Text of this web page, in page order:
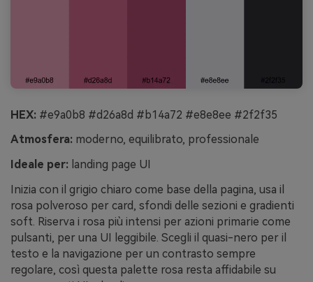
HEX: #e9a0b8 #d26a8d #b14a72 #e8e8ee #2f2f35
Atmosfera: moderno, equilibrato, professionale
Ideale per: landing page UI
Inizia con il grigio chiaro come base della pagina, usa il
rosa polveroso per card, sfondi delle sezioni e gradienti
soft. Riserva i rosa più intensi per azioni primarie come
pulsanti, per una UI leggibile. Scegli il quasi-nero per il
testo e la navigazione per un contrasto sempre
regolare, così questa palette rosa resta affidabile su